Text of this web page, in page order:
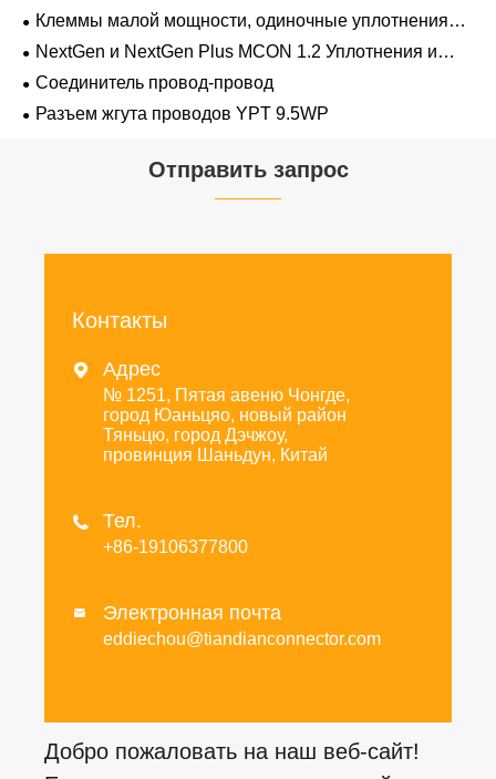
Клеммы малой мощности, одиночные уплотнения
проводов 1,2 мм-2,8 мм
NextGen и NextGen Plus MCON 1.2 Уплотнения и
заглушки для полостей с одинарной проволокой с
замком-копьем
Соединитель провод-провод
Разъем жгута проводов YPT 9.5WP
Отправить запрос
Контакты
 Адрес
№ 1251, Пятая авеню Чонгде,
город Юаньцяо, новый район
Тяньцю, город Дэчжоу,
провинция Шаньдун, Китай
 Тел.
+86-19106377800
 Электронная почта
eddiechou@tiandianconnector.com
Добро пожаловать на наш веб-сайт!